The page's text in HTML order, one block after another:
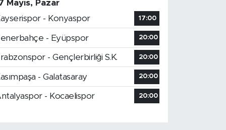
Mayıs, Pazar
- Konyaspor
17:00
- Eyüpspor 20:00
- Gençlerbirliği S.K. 20:00
- Galatasaray 20:00
- Kocaelispor 20:00